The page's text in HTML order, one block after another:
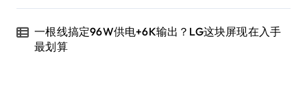
一根线搞定96W供电+6K输出？LG这块屏现在入手
最划算